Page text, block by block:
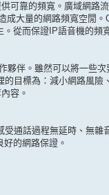
靠的頻寬。廣域網路
大量的網路頻寬空閒
從而保證IP語音機的頻
伴。雖然可以將一些次
目標為：減小網路風險
容。
話過程無延時、無雜
的網路保證。